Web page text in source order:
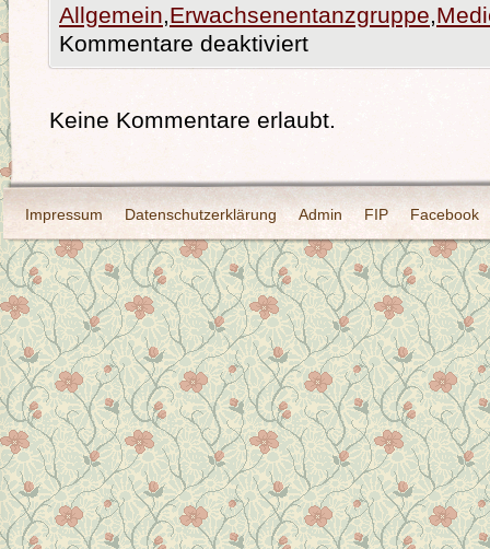
Allgemein,Erwachsenentanzgruppe,
Kommentare deaktiviert
Keine Kommentare erlaubt.
Impressum Datenschutzerklärung Admin FIP Facebook